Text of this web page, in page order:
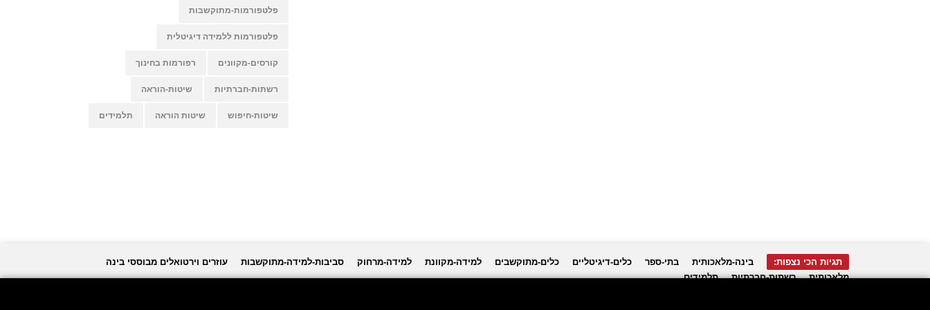
פלטפורמות-מתוקשבות
פלטפורמות ללמידה דיגיטלית
קורסים-מקוונים רפורמות בחינוך
רשתות-חברתיות שיטות-הוראה
שיטות-חיפוש שיטות הוראה תלמידים
תגיות הכי נצפות: בינה-מלאכותית בתי-ספר כלים-דיגיטליים כלים-מתוקשבים למידה-מקוונת למידה-מרחוק סביבות-למידה-מתוקשבות
עוזרים וירטואלים מבוססי בינה
מלאכותית
רשתות-חברתיות תלמידים